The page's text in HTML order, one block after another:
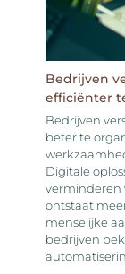
Bedrijven
efficiënter
Bedrijven
beter te
Digitale
verminderen
ontstaat
menselijke
bedrijven